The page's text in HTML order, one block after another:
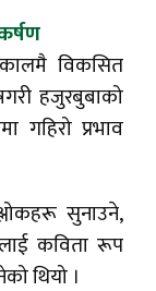
विकसित
हजुरबुबाको
गहिरो प्रभाव
सुनाउने,
कविता रूप
थियो ।